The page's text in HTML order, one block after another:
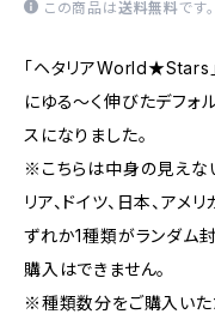
この商品は送料無料です。
「ヘタリアWorld★Stars
にゆる〜く伸びたデフォ
スになりました。
※こちらは中身の見えな
リア、ドイツ、日本、アメ
ずれか1種類がランダム
購入はできません。
※種類数分をご購入いた